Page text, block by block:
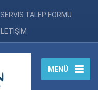
SERVİS TALEP FORMU
İLETİŞİM
MENÜ